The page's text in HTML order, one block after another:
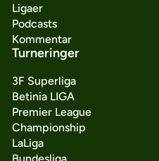
Ligaer
Podcasts
Kommentar
Turneringer
3F Superliga
Betinia LIGA
Premier League
Championship
LaLiga